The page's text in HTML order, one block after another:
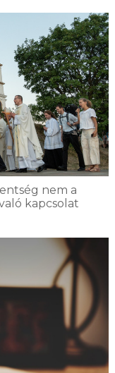
nem a
kapcsolat